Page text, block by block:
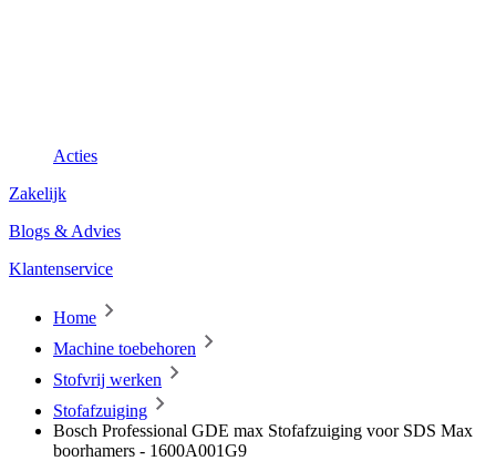
Acties
Zakelijk
Blogs & Advies
Klantenservice
Home
Machine toebehoren
Stofvrij werken
Stofafzuiging
Bosch Professional GDE max Stofafzuiging voor SDS Max
boorhamers - 1600A001G9